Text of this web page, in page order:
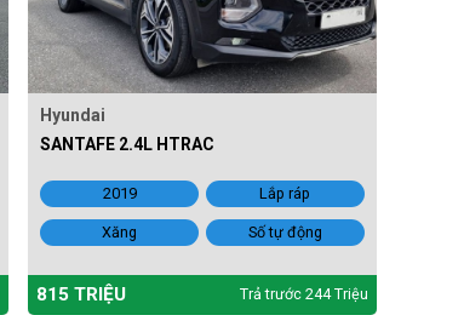
Hyundai
SANTAFE 2.4L HTRAC
2019 Lắp ráp
Xăng Số tự động
815 TRIỆU Trả trước 244 Triệu